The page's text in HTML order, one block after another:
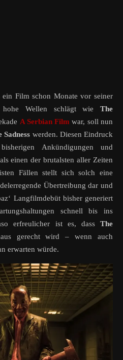
Film schon Monate vor seiner
hohe Wellen schlägt wie The
A Serbian Filmwar, soll nun
Sadness werden. Diesen Eindruck
Ankündigungen und
einen der brutalsten aller Zeiten
Fällen stellt sich solch eine
Übertreibung dar und
Langfilmdebüt bisher generiert
schnell bis ins
erfreulicher ist es, dass The
gerecht wird – wenn auch
erwarten würde.